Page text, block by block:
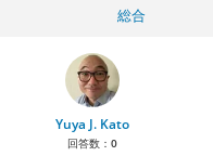
総合
Yuya J. Kato
回答数： 0